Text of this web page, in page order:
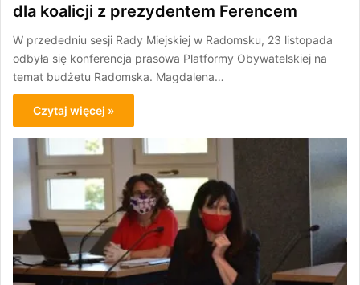
dla koalicji z prezydentem Ferencem
W przededniu sesji Rady Miejskiej w Radomsku, 23 listopada
odbyła się konferencja prasowa Platformy Obywatelskiej na
temat budżetu Radomska. Magdalena…
Czytaj więcej »